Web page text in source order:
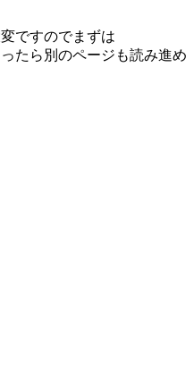
ですのでまずは
たら別のページも読み進め